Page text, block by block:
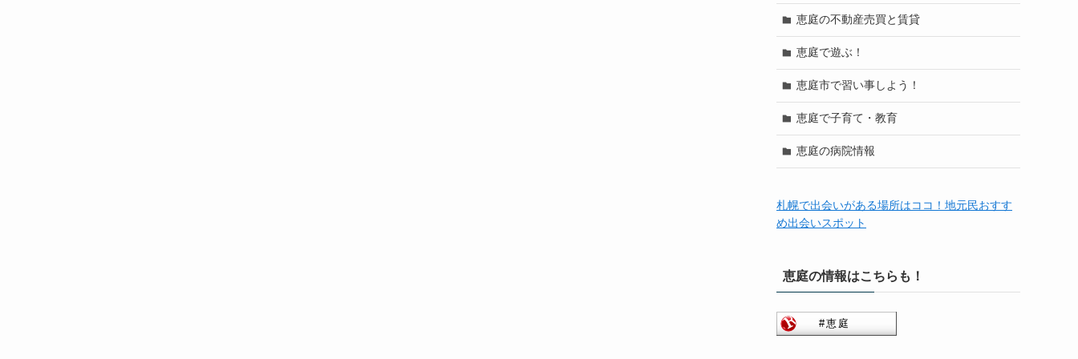
恵庭の不動産売買と賃貸
恵庭で遊ぶ！
恵庭市で習い事しよう！
恵庭で子育て・教育
恵庭の病院情報
札幌で出会いがある場所はココ！地元民おすす
め出会いスポット
恵庭の情報はこちらも！